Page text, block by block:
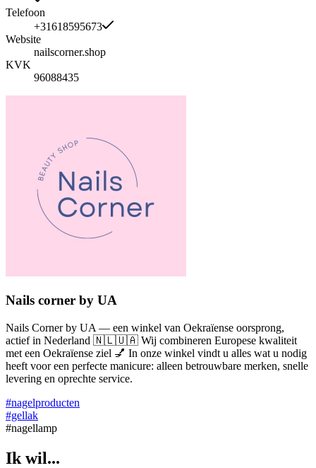
Telefoon
+31618595673
Website
nailscorner.shop
KVK
96088435
Nails corner by UA
Nails Corner by UA — een winkel van Oekraïense oorsprong,
actief in Nederland 🇳🇱🇺🇦 Wij combineren Europese kwaliteit
met een Oekraïense ziel 💅 In onze winkel vindt u alles wat u nodig
heeft voor een perfecte manicure: alleen betrouwbare merken, snelle
levering en oprechte service.
#nagelproducten
#gellak
#nagellamp
Ik wil...